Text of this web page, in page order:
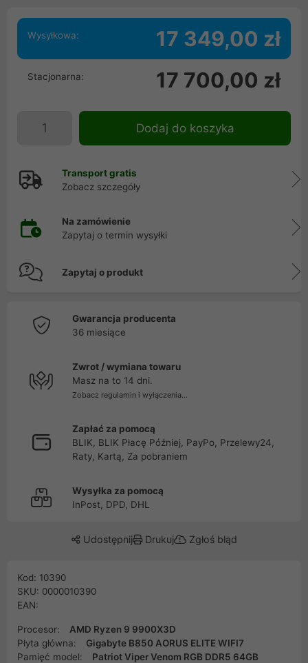
Wysyłkowa: 17 349,00 zł
Stacjonarna: 17 700,00 zł
Dodaj do koszyka
Transport gratis
Zobacz szczegóły
Na zamówienie
Zapytaj o termin wysyłki
Zapytaj o produkt
Gwarancja producenta
36 miesiące
Zwrot / wymiana towaru
Masz na to 14 dni.
Zobacz regulamin i wyłączenia...
Zapłać za pomocą
BLIK, BLIK Płacę Później, PayPo, Przelewy24,
Raty, Kartą, Za pobraniem
Wysyłka za pomocą
InPost, DPD, DHL
Udostępnij Drukuj Zgłoś błąd
Kod: 10390
SKU: 0000010390
EAN:
Procesor:
AMD Ryzen 9 9900X3D
Płyta główna:
Gigabyte B850 AORUS ELITE WIFI7
Pamięć model:
Patriot Viper Venom RGB DDR5 64GB